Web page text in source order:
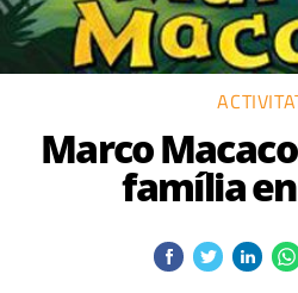
Marco
família